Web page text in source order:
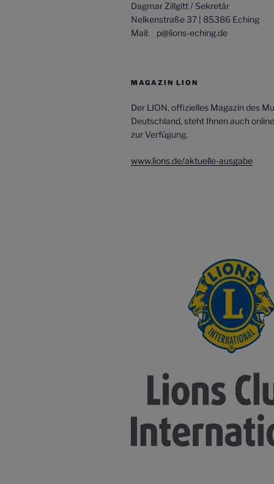
Dagmar Zillgitt / Sekretär
Nelkenstraße 37 | 85386 Eching
Mail: p@lions-eching.de
MAGAZIN LION
Der LION, offizielles Magazin des
Deutschland, steht Ihnen auch
zur Verfügung.
www.lions.de/aktuelle-ausgabe